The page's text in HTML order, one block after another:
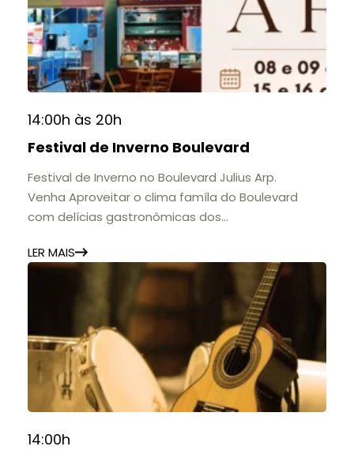
14:00h às 20h
Festival de Inverno Boulevard
Festival de Inverno no Boulevard Julius Arp.
Venha Aproveitar o clima famíla do Boulevard
com delícias gastronômicas dos
LER MAIS
14:00h